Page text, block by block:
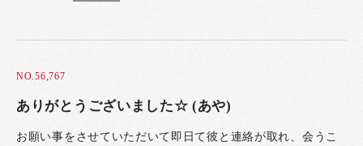
NO.56,767
ありがとうございました☆ (あや)
お願い事をさせていただいて即日て彼と連絡が取れ、会うこ